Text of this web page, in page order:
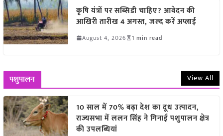
कृषि यंत्रों पर सब्सिडी चाहिए? आवेदन की
आखिरी तारीख 4 अगस्त, जल्द करें अप्लाई
August 4, 2026 1 min read
पशुपालन View All
10 साल में 70% बढ़ा देश का दूध उत्पादन,
राज्यसभा में ललन सिंह ने गिनाईं पशुपालन क्षेत्र
की उपलब्धियां